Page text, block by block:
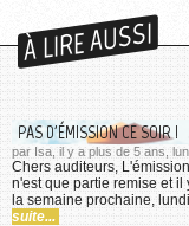
À LIRE AUSSI
PAS D'ÉMISSION CE SOIR !
par Isa, il y a plus de 5 ans,
Chers auditeurs,
n'est que partie remise et
la semaine prochaine,
suite...